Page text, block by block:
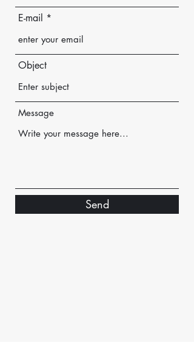
E-mail
Object
Message
Send